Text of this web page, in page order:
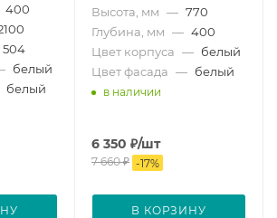
400
504
белый
белый
Высота, мм — 770
Глубина, мм — 400
Цвет корпуса — белый
Цвет фасада — белый
в наличии
6 350 ₽/шт
7 660₽ -17%
В КОРЗИНУ